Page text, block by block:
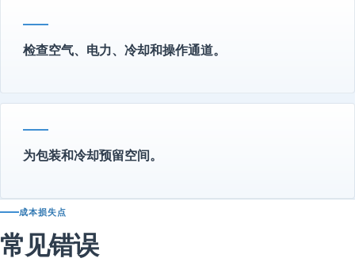
检查空气、电力、冷却和操作通道。
为包装和冷却预留空间。
成本损失点
常见错误